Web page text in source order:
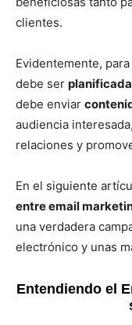
clientes.
Evidentemente,
debe ser planificada
debe enviar
audiencia
relaciones y
En el siguiente
entre email
una verdadera
electrónico y unas
Entendiendo el